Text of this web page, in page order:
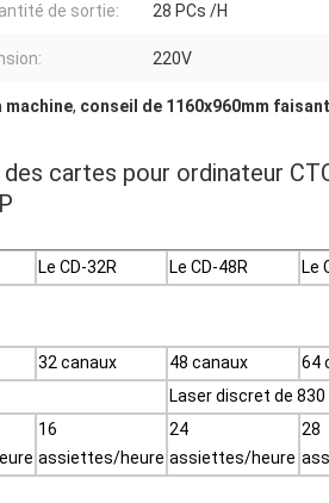
de sortie: 28 PCs /H
220V
machine, conseil de 1160x960mm
cartes pour ordinateur
Le CD-32R Le CD-48R
Le
32 canaux 48 canaux
64
Laser discret de 830
16
assiettes/heure
24
assiettes/heure
28